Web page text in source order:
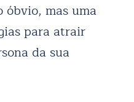
óbvio, mas uma
para atrair
da sua